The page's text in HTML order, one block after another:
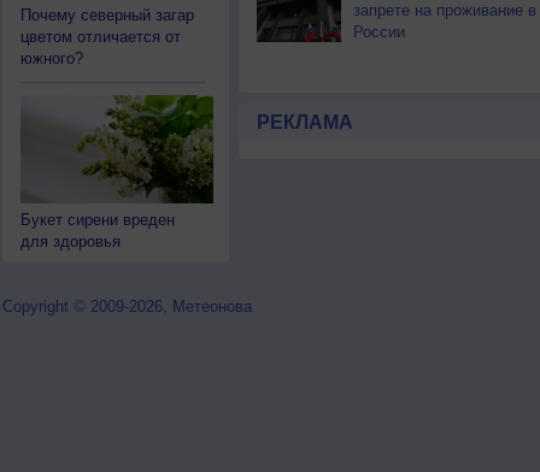
Почему северный загар
цветом отличается от
южного?
Букет сирени вреден
для здоровья
запрете на проживание в
России
РЕКЛАМА
Copyright © 2009-2026, Метеонова